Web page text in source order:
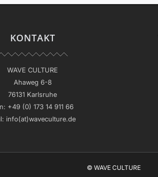
KONTAKT
WAVE CULTURE
Ahaweg 6-8
76131 Karlsruhe
+49 (0) 173 14 911 66
info(at)waveculture.de
© WAVE CULTURE